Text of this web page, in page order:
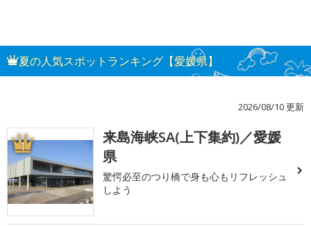
夏の人気スポットランキング【愛媛県】
2026/08/10 更新
1
来島海峡SA(上下集約)／愛媛
県
驚愕必至のつり橋で身も心もリフレッシュ
しよう